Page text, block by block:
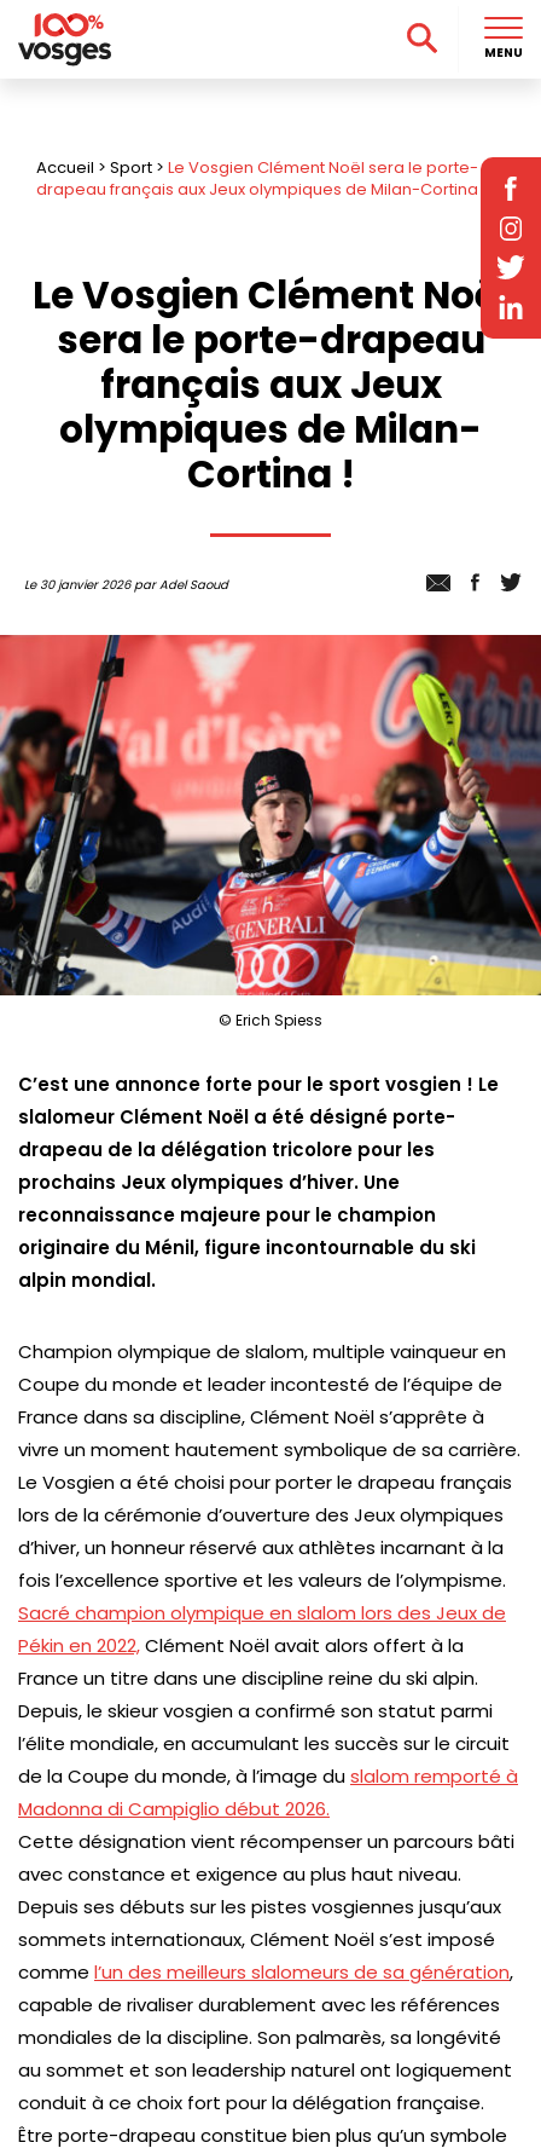
Accueil > Sport > Le Vosgien Clément Noël sera le porte-
drapeau français aux Jeux olympiques de Milan-Cortina !
Le Vosgien Clément Noël
sera le porte-drapeau
français aux Jeux
olympiques de Milan-
Cortina !
Le 30 janvier 2026 par Adel Saoud
© Erich Spiess
C’est une annonce forte pour le sport vosgien ! Le
slalomeur Clément Noël a été désigné porte-
drapeau de la délégation tricolore pour les
prochains Jeux olympiques d’hiver. Une
reconnaissance majeure pour le champion
originaire du Ménil, figure incontournable du ski
alpin mondial.
Champion olympique de slalom, multiple vainqueur en
Coupe du monde et leader incontesté de l’équipe de
France dans sa discipline, Clément Noël s’apprête à
vivre un moment hautement symbolique de sa carrière.
Le Vosgien a été choisi pour porter le drapeau français
lors de la cérémonie d’ouverture des Jeux olympiques
d’hiver, un honneur réservé aux athlètes incarnant à la
fois l’excellence sportive et les valeurs de l’olympisme.
Sacré champion olympique en slalom lors des Jeux de
Pékin en 2022,Clément Noël avait alors offert à la
France un titre dans une discipline reine du ski alpin.
Depuis, le skieur vosgien a confirmé son statut parmi
l’élite mondiale, en accumulant les succès sur le circuit
de la Coupe du monde, à l’image duslalom remporté à
Madonna di Campiglio début 2026.
Cette désignation vient récompenser un parcours bâti
avec constance et exigence au plus haut niveau.
Depuis ses débuts sur les pistes vosgiennes jusqu’aux
sommets internationaux, Clément Noël s’est imposé
comme l’un des meilleurs slalomeurs de sa génération,
capable de rivaliser durablement avec les références
mondiales de la discipline. Son palmarès, sa longévité
au sommet et son leadership naturel ont logiquement
conduit à ce choix fort pour la délégation française.
Être porte-drapeau constitue bien plus qu’un symbole
MENU